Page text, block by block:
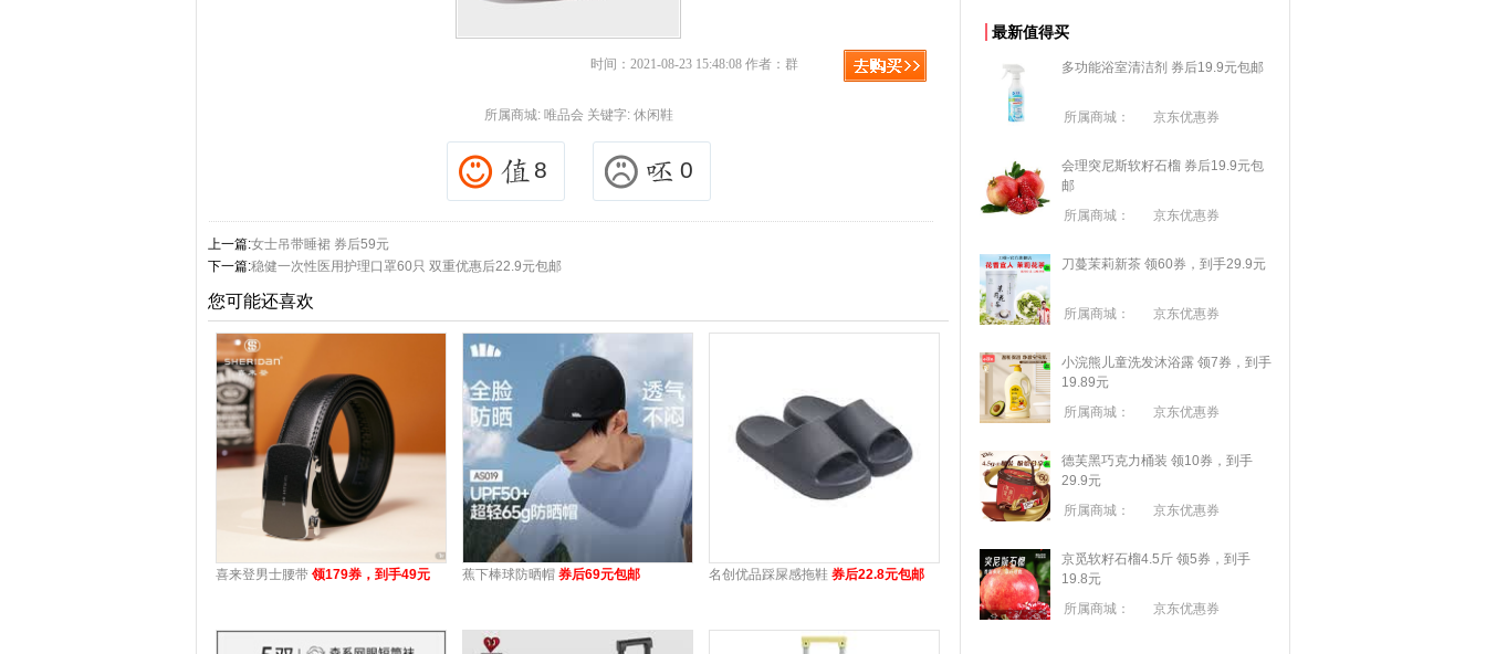
时间：2021-08-23 15:48:08 作者：群
所属商城: 唯品会 关键字: 休闲鞋
8 0
上一篇:女士吊带睡裙 券后59元
下一篇:稳健一次性医用护理口罩60只 双重优惠后22.9元包邮
您可能还喜欢
喜来登男士腰带 领179券，到手49元 蕉下棒球防晒帽 券后69元包邮 名创优品踩屎感拖鞋 券后22.8元包邮
最新值得买
多功能浴室清洁剂 券后19.9元包邮
所属商城： 京东优惠券
会理突尼斯软籽石榴 券后19.9元包
邮
所属商城：
京东优惠券
刀蔓茉莉新茶 领60券，到手29.9元
所属商城： 京东优惠券
小浣熊儿童洗发沐浴露 领7券，到手
19.89元
所属商城：
京东优惠券
德芙黑巧克力桶装 领10券，到手
29.9元
所属商城：
京东优惠券
京觅软籽石榴4.5斤 领5券，到手
19.8元
所属商城：
京东优惠券